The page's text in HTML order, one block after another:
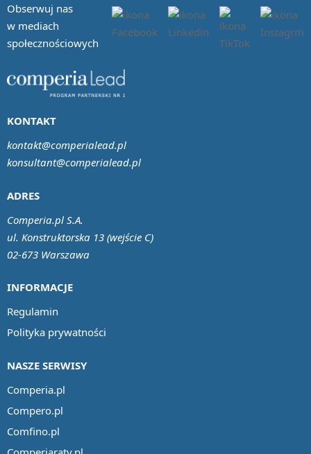
Obserwuj nas
w mediach
społecznościowych
INFORMACJE
Regulamin
Polityka prywatności
NASZE SERWISY
Comperia.pl
Compero.pl
Comfino.pl
ADRES
Comperia.pl S.A.
ul. Konstruktorska 13 (wejście C)
02-673 Warszawa
KONTAKT
kontakt@comperialead.pl
konsultant@comperialead.pl